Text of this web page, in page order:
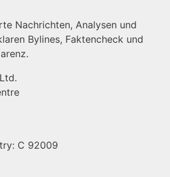
Nachrichten, Analysen und
Bylines, Faktencheck und
C 92009